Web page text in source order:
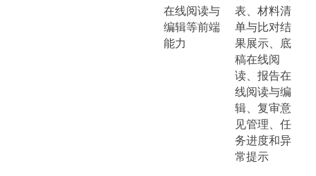
在线阅读与
编辑等前端
能力
表、材料清
单与比对结
果展示、底
稿在线阅
读、报告在
线阅读与编
辑、复审意
见管理、任
务进度和异
常提示